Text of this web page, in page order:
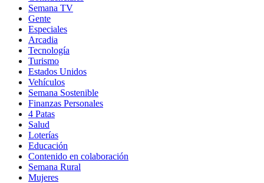
Semana TV
Gente
Especiales
Arcadia
Tecnología
Turismo
Estados Unidos
Vehículos
Semana Sostenible
Finanzas Personales
4 Patas
Salud
Loterías
Educación
Contenido en colaboración
Semana Rural
Mujeres